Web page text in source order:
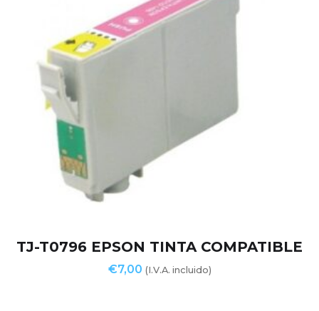
TJ-T0796 EPSON TINTA COMPATIBLE
€7,00 (I.V.A. incluido)